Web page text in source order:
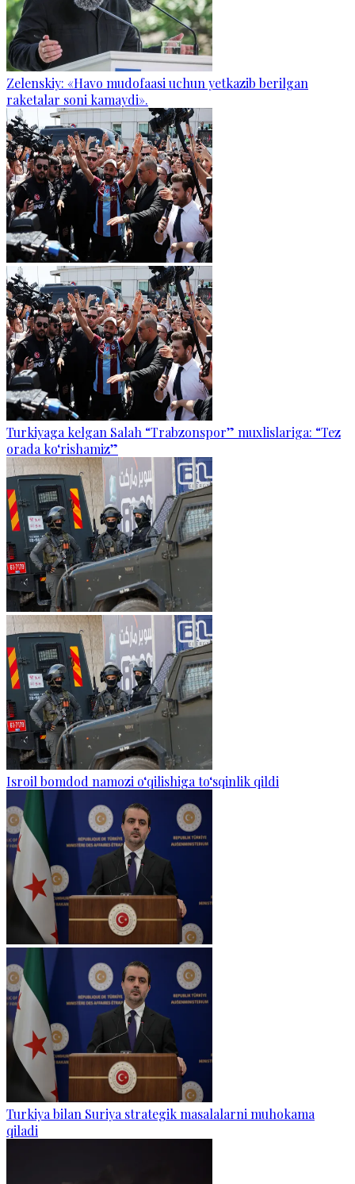
Zelenskiy: «Havo mudofaasi uchun yetkazib berilgan
raketalar soni kamaydi».
Turkiyaga kelgan Salah “Trabzonspor” muxlislariga: “Tez
orada ko‘rishamiz”
Isroil bomdod namozi o‘qilishiga to‘sqinlik qildi
Turkiya bilan Suriya strategik masalalarni muhokama
qiladi